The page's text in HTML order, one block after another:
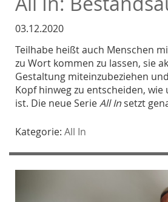
03.12.2020
Teilhabe heißt auch Menschen
zu Wort kommen zu lassen, sie
Gestaltung miteinzubeziehen
Kopf hinweg zu entscheiden, wie
ist. Die neue SerieAll In setzt
Kategorie: All In